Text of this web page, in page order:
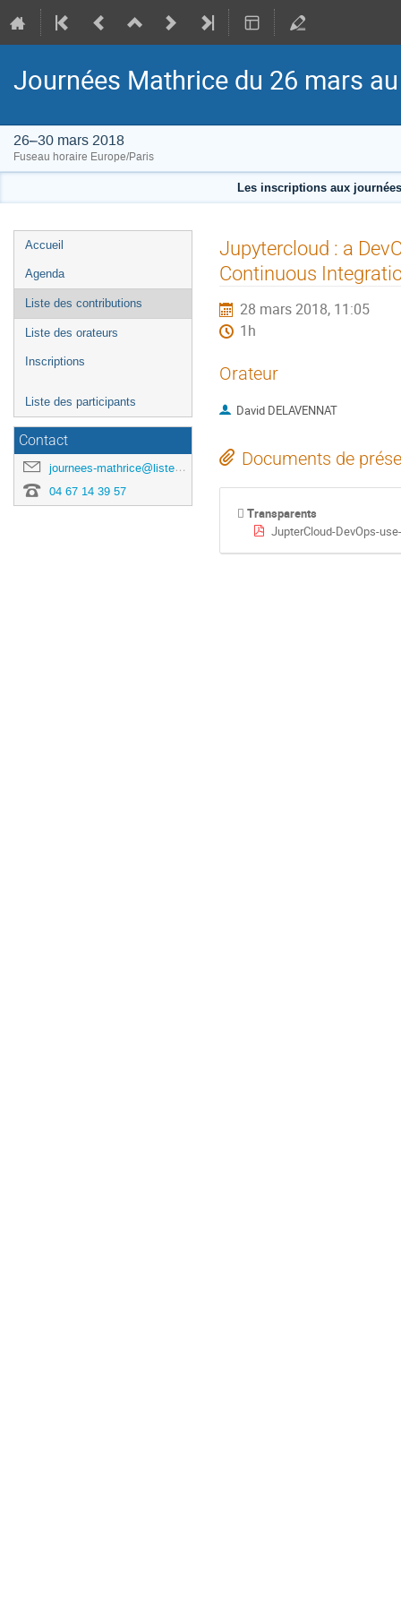
Journées Mathrice du 26 mars
26–30 mars 2018
Fuseau horaire Europe/Paris
Les inscriptions aux
Menu
de
l'événement
Accueil
Agenda
Liste des contributions
Liste des orateurs
Inscriptions
Liste des participants
Contact
journees-mathrice@listes.mathrice.fr
04 67 14 39 57
Jupytercloud : a
Continuous
28 mars 2018, 11:05
1h
Orateur
David DELAVENNAT
Documents de
Transparents
JupterCloud-DevOps-